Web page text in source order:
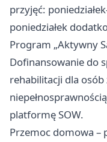
przyjęć:
poniedziałek
Program „Aktywny
Dofinansowanie do
rehabilitacji dla osób
platformę SOW.
Przemoc domowa –